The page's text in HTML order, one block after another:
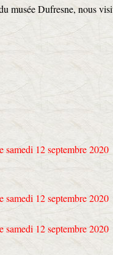
musée Dufresne, nous